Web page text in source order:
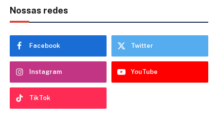
Nossas redes
Facebook Twitter
Instagram YouTube
TikTok